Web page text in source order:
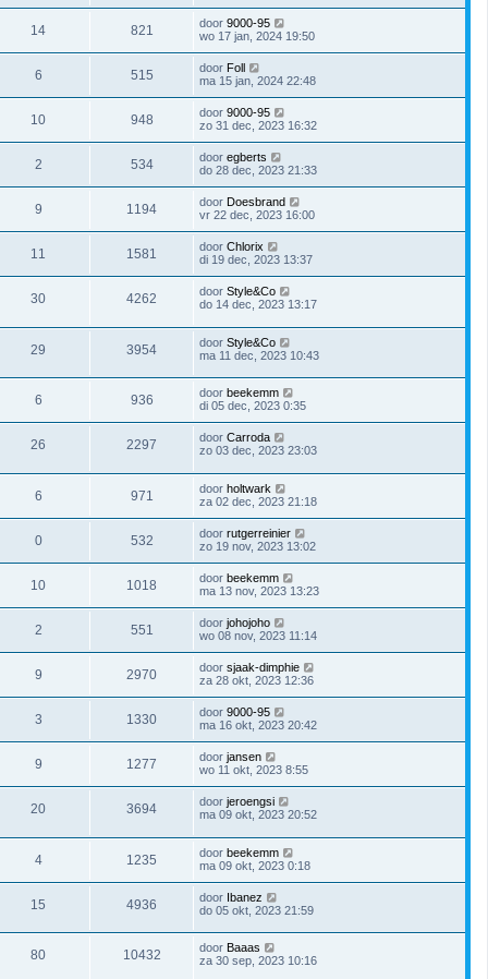
14 821 door 9000-95
wo 17 jan, 2024 19:50
6 515 door Foll
ma 15 jan, 2024 22:48
10 948 door 9000-95
zo 31 dec, 2023 16:32
2 534 door egberts
do 28 dec, 2023 21:33
9 1194 door Doesbrand
vr 22 dec, 2023 16:00
11 1581 door Chlorix
di 19 dec, 2023 13:37
30 4262 door Style&Co
do 14 dec, 2023 13:17
29 3954 door Style&Co
ma 11 dec, 2023 10:43
6 936 door beekemm
di 05 dec, 2023 0:35
26 2297 door Carroda
zo 03 dec, 2023 23:03
6 971 door holtwark
za 02 dec, 2023 21:18
0 532 door rutgerreinier
zo 19 nov, 2023 13:02
10 1018 door beekemm
ma 13 nov, 2023 13:23
2 551 door johojoho
wo 08 nov, 2023 11:14
9 2970 door sjaak-dimphie
za 28 okt, 2023 12:36
3 1330 door 9000-95
ma 16 okt, 2023 20:42
9 1277 door jansen
wo 11 okt, 2023 8:55
20 3694 door jeroengsi
ma 09 okt, 2023 20:52
4 1235 door beekemm
ma 09 okt, 2023 0:18
15 4936 door Ibanez
do 05 okt, 2023 21:59
80 10432 door Baaas
za 30 sep, 2023 10:16